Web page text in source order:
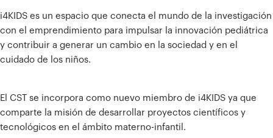
i4KIDS es un espacio que conecta el mundo de la investigación
con el emprendimiento para impulsar la innovación pediátrica
y contribuir a generar un cambio en la sociedad y en el
cuidado de los niños.
El CST se incorpora como nuevo miembro de i4KIDS ya que
comparte la misión de desarrollar proyectos científicos y
tecnológicos en el ámbito materno-infantil.